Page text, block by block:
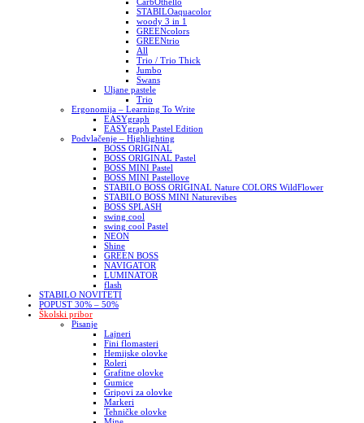
CarbOthello
STABILOaquacolor
woody 3 in 1
GREENcolors
GREENtrio
All
Trio / Trio Thick
Jumbo
Swans
Uljane pastele
Trio
Ergonomija – Learning To Write
EASYgraph
EASYgraph Pastel Edition
Podvlačenje – Highlighting
BOSS ORIGINAL
BOSS ORIGINAL Pastel
BOSS MINI Pastel
BOSS MINI Pastellove
STABILO BOSS ORIGINAL Nature COLORS WildFlower
STABILO BOSS MINI Naturevibes
BOSS SPLASH
swing cool
swing cool Pastel
NEON
Shine
GREEN BOSS
NAVIGATOR
LUMINATOR
flash
STABILO NOVITETI
POPUST 30% – 50%
Školski pribor
Pisanje
Lajneri
Fini flomasteri
Hemijske olovke
Roleri
Grafitne olovke
Gumice
Gripovi za olovke
Markeri
Tehničke olovke